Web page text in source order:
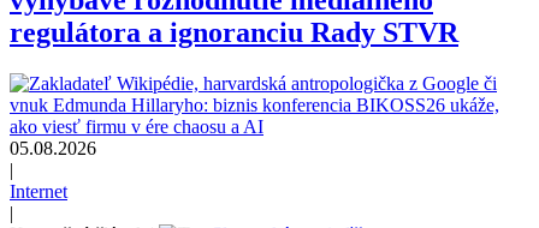
regulátora a ignoranciu Rady STVR
05.08.2026
|
Internet
|